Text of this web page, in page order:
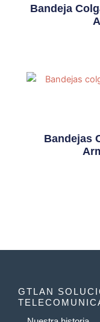
Bandeja
Bandejas
GTLAN